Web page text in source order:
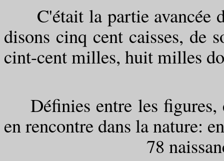
C'était la partie avancée
disons cinq cent caisses, de
cint-cent milles, huit milles
Définies entre les figures,
en rencontre dans la nature:
78